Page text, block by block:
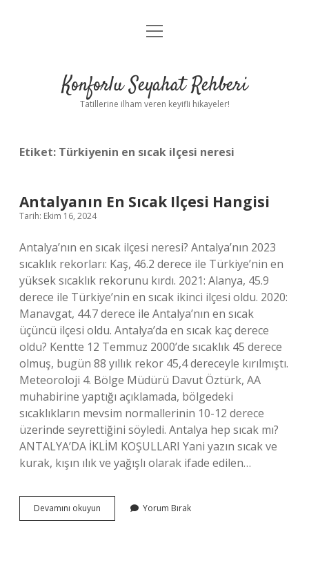
Anasayfa
Yasal Uyarı
menüyü
Konforlu Seyahat Rehberi
Tatillerine ilham veren keyifli hikayeler!
Etiket: Türkiyenin en sıcak ilçesi neresi
Antalyanın En Sıcak Ilçesi Hangisi
Tarih: Ekim 16, 2024
Antalya’nın en sıcak ilçesi neresi? Antalya’nın 2023
sıcaklık rekorları: Kaş, 46.2 derece ile Türkiye’nin en
yüksek sıcaklık rekorunu kırdı. 2021: Alanya, 45.9
derece ile Türkiye’nin en sıcak ikinci ilçesi oldu. 2020:
Manavgat, 44.7 derece ile Antalya’nın en sıcak
üçüncü ilçesi oldu. Antalya’da en sıcak kaç derece
oldu? Kentte 12 Temmuz 2000’de sıcaklık 45 derece
olmuş, bugün 88 yıllık rekor 45,4 dereceyle kırılmıştı.
Meteoroloji 4. Bölge Müdürü Davut Öztürk, AA
muhabirine yaptığı açıklamada, bölgedeki
sıcaklıkların mevsim normallerinin 10-12 derece
üzerinde seyrettiğini söyledi. Antalya hep sıcak mı?
ANTALYA’DA İKLİM KOŞULLARI Yani yazın sıcak ve
kurak, kışın ılık ve yağışlı olarak ifade edilen…
Devamını okuyun Antalyanın
En
Yorum Bırak